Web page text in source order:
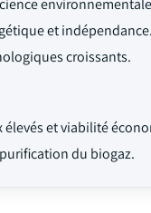
et indépendance.
croissants.
élevés et viabilité
du biogaz.